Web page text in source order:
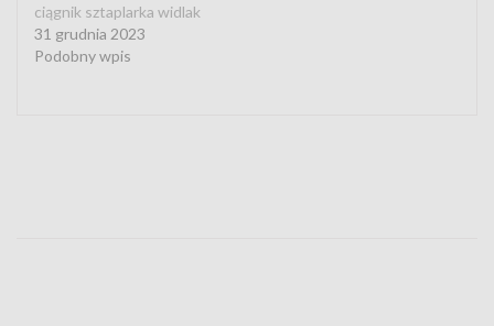
ciągnik sztaplarka widlak
31 grudnia 2023
Podobny wpis